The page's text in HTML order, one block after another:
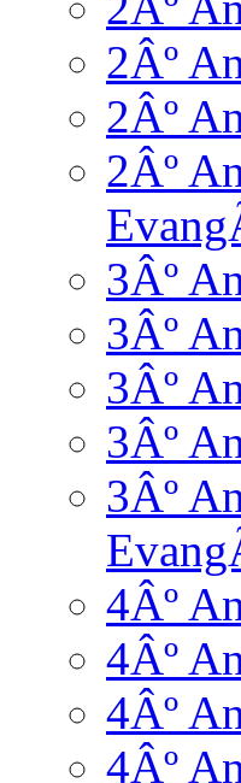
2Âº
2Âº
2Âº
3Âº
3Âº
3Âº
3Âº
3Âº
4Âº
4Âº
4Âº
4Âº